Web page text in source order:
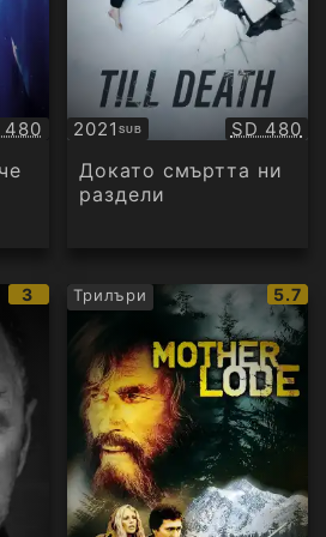
480 2021 SUB
Субтитри SD 480
Докато смъртта ни
раздели
IMDb
рейтинг:
3 Трилъри
IMDb
5.7